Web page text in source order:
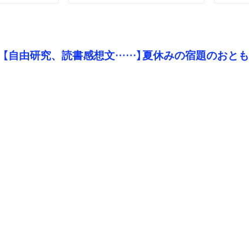
【自由研究、読書感想文……】夏休みの宿題のおとも